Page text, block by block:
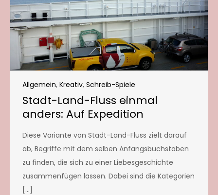
Allgemein, Kreativ, Schreib-Spiele
Stadt-Land-Fluss einmal
anders: Auf Expedition
Diese Variante von Stadt-Land-Fluss zielt darauf
ab, Begriffe mit dem selben Anfangsbuchstaben
zu finden, die sich zu einer Liebesgeschichte
zusammenfügen lassen. Dabei sind die Kategorien
[…]